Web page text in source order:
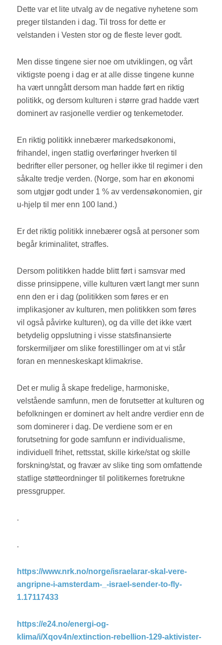
Dette var et lite utvalg av de negative nyhetene som
preger tilstanden i dag. Til tross for dette er
velstanden i Vesten stor og de fleste lever godt.
Men disse tingene sier noe om utviklingen, og vårt
viktigste poeng i dag er at alle disse tingene kunne
ha vært unngått dersom man hadde ført en riktig
politikk, og dersom kulturen i større grad hadde vært
dominert av rasjonelle verdier og tenkemetoder.
En riktig politikk innebærer markedsøkonomi,
frihandel, ingen statlig overføringer hverken til
bedrifter eller personer, og heller ikke til regimer i den
såkalte tredje verden. (Norge, som har en økonomi
som utgjør godt under 1 % av verdensøkonomien, gir
u-hjelp til mer enn 100 land.)
Er det riktig politikk innebærer også at personer som
begår kriminalitet, straffes.
Dersom politikken hadde blitt ført i samsvar med
disse prinsippene, ville kulturen vært langt mer sunn
enn den er i dag (politikken som føres er en
implikasjoner av kulturen, men politikken som føres
vil også påvirke kulturen), og da ville det ikke vært
betydelig oppslutning i visse statsfinansierte
forskermiljøer om slike forestillinger om at vi står
foran en menneskeskapt klimakrise.
Det er mulig å skape fredelige, harmoniske,
velstående samfunn, men de forutsetter at kulturen og
befolkningen er dominert av helt andre verdier enn de
som dominerer i dag. De verdiene som er en
forutsetning for gode samfunn er individualisme,
individuell frihet, rettsstat, skille kirke/stat og skille
forskning/stat, og fravær av slike ting som omfattende
statlige støtteordninger til politikernes foretrukne
pressgrupper.
.
.
https://www.nrk.no/norge/israelarar-skal-vere-
angripne-i-amsterdam-_-israel-sender-to-fly-
1.17117433
https://e24.no/energi-og-
klima/i/Xqov4n/extinction-rebellion-129-aktivister-